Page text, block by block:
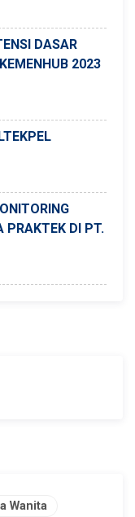
DASAR
2023
PRAKTEK DI PT.
Wanita